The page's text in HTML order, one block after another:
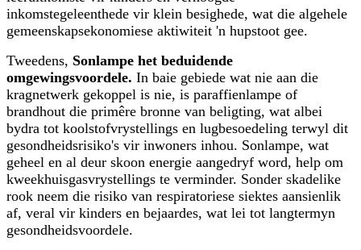
inkomstegeleenthede vir klein besighede, wat die algehele
gemeenskapsekonomiese aktiwiteit 'n hupstoot gee.
Tweedens, Sonlampe het beduidende
omgewingsvoordele. In baie gebiede wat nie aan die
kragnetwerk gekoppel is nie, is paraffienlampe of
brandhout die primêre bronne van beligting, wat albei
bydra tot koolstofvrystellings en lugbesoedeling terwyl dit
gesondheidsrisiko's vir inwoners inhou. Sonlampe, wat
geheel en al deur skoon energie aangedryf word, help om
kweekhuisgasvrystellings te verminder. Sonder skadelike
rook neem die risiko van respiratoriese siektes aansienlik
af, veral vir kinders en bejaardes, wat lei tot langtermyn
gesondheidsvoordele.